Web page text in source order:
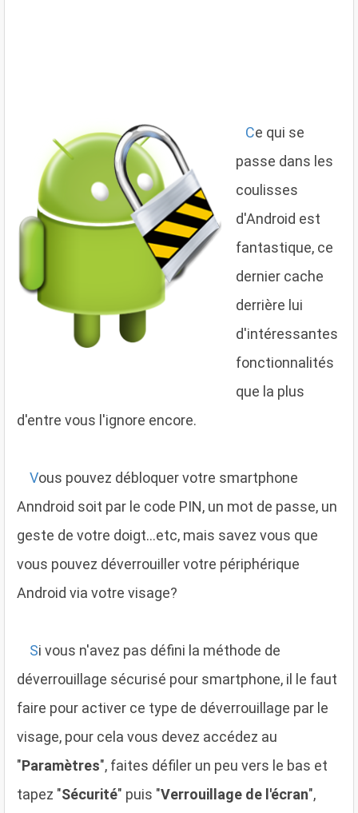
Ce qui se
passe dans les
coulisses
d'Android est
fantastique, ce
dernier cache
derrière lui
d'intéressantes
fonctionnalités
que la plus
d'entre vous l'ignore encore.
Vous pouvez débloquer votre smartphone
Anndroid soit par le code PIN, un mot de passe, un
geste de votre doigt...etc, mais savez vous que
vous pouvez déverrouiller votre périphérique
Android via votre visage?
Si vous n'avez pas défini la méthode de
déverrouillage sécurisé pour smartphone, il le faut
faire pour activer ce type de déverrouillage par le
visage, pour cela vous devez accédez au
"Paramètres", faites défiler un peu vers le bas et
tapez "Sécurité" puis "Verrouillage de l'écran",